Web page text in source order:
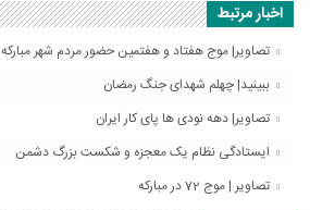
اخبار مرتبط
تصاویر| موج هفتاد و هفتمین حضور مردم شهر مبارکه
ببینید| چهلم شهدای جنگ رمضان
تصاویر| دهه نودی ها پای کار ایران
ایستادگی نظام یک معجزه و شکست بزرگ دشمن
تصاویر | موج 72 در مبارکه